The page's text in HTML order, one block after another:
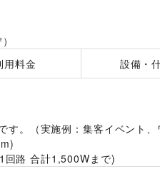
用料金 設備・
す。（実施例：集客イベント、
1周分1回路 合計1,500Wまで)